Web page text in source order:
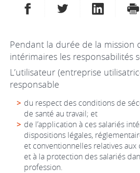
PARTAGER SUR FACEBOOK
PARTAGER SUR TWITTER
PARTAGER
Pendant la durée de la mission
intérimaires les responsabilités
L’utilisateur (entreprise
responsable
du respect des conditions de
de santé au travail; et
de l’application à ces salariés
dispositions légales,
et conventionnelles relatives
et à la protection des salariés
profession.